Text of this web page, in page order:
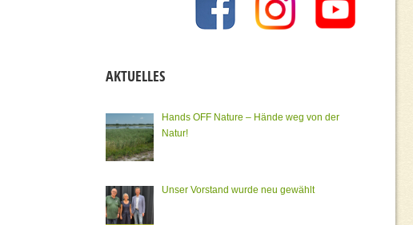
AKTUELLES
Hands OFF Nature – Hände weg von der
Natur!
Unser Vorstand wurde neu gewählt